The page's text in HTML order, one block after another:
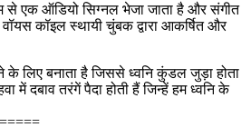
से एक ऑडियो सिग्नल भेजा जाता है और संगीत
कॉइल स्थायी चुंबक द्वारा आकर्षित और
लिए बनाता है जिससे ध्वनि कुंडल जुड़ा होता
में दबाव तरंगें पैदा होती हैं जिन्हें हम ध्वनि के